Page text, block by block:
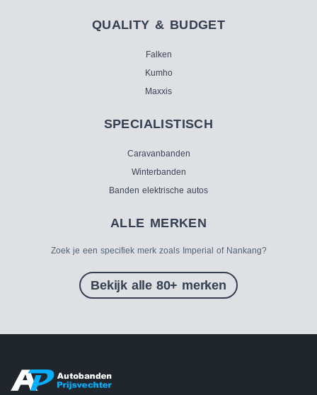
QUALITY & BUDGET
Falken
Kumho
Maxxis
SPECIALISTISCH
Caravanbanden
Winterbanden
Banden elektrische autos
ALLE MERKEN
Zoek je een specifiek merk zoals Imperial of Nankang?
Bekijk alle 80+ merken